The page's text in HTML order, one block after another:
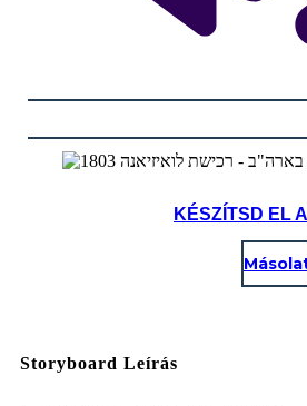
KÉSZÍTSD EL
Storyboard Leírás